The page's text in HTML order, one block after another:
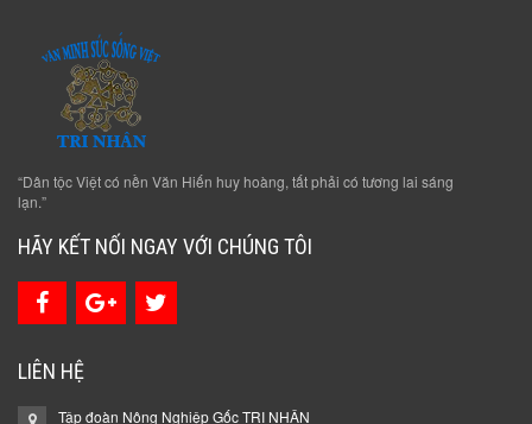
“Dân tộc Việt có nền Văn Hiến huy hoàng, tất phải có tương lai sáng
lạn.”
HÃY KẾT NỐI NGAY VỚI CHÚNG TÔI
LIÊN HỆ
Tập đoàn Nông Nghiệp Gốc TRI NHÂN